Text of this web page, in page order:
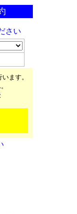
さい
ます。